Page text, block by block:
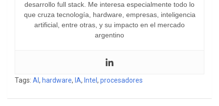
desarrollo full stack. Me interesa especialmente todo lo
que cruza tecnología, hardware, empresas, inteligencia
artificial, entre otras, y su impacto en el mercado
argentino
Tags: AI , hardware, IA, Intel , procesadores